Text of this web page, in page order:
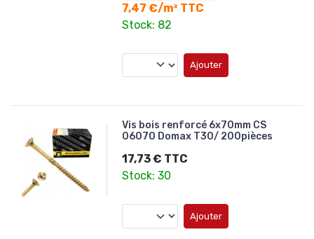
7,47 €/m² TTC
Stock: 82
Ajouter
Vis bois renforcé 6x70mm CS
06070 Domax T30/ 200pièces
17,73 € TTC
Stock: 30
Ajouter